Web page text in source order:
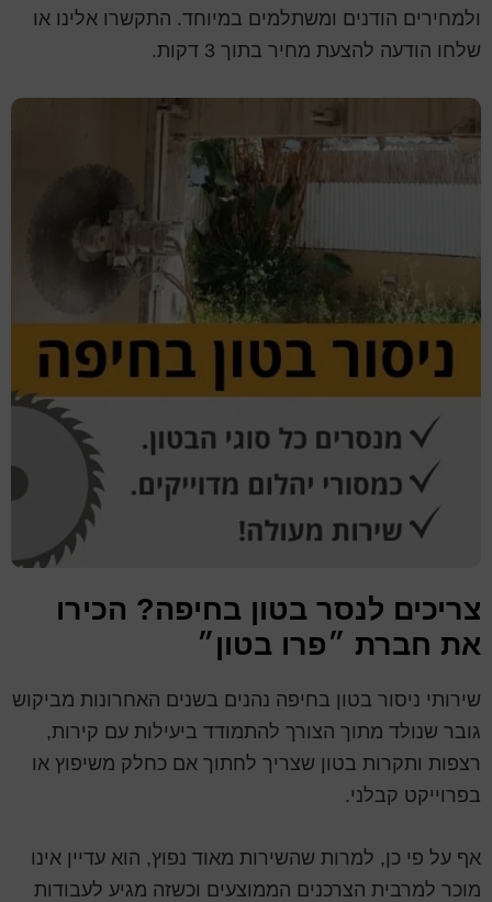
ולמחירים הודנים ומשתלמים במיוחד. התקשרו אלינו או
שלחו הודעה להצעת מחיר בתוך 3 דקות.
צריכים לנסר בטון בחיפה? הכירו
את חברת ״פרו בטון״
שירותי ניסור בטון בחיפה נהנים בשנים האחרונות מביקוש
גובר שנולד מתוך הצורך להתמודד ביעילות עם קירות,
רצפות ותקרות בטון שצריך לחתוך אם כחלק משיפוץ או
בפרוייקט קבלני.
אף על פי כן, למרות שהשירות מאוד נפוץ, הוא עדיין אינו
מוכר למרבית הצרכנים הממוצעים וכשזה מגיע לעבודות